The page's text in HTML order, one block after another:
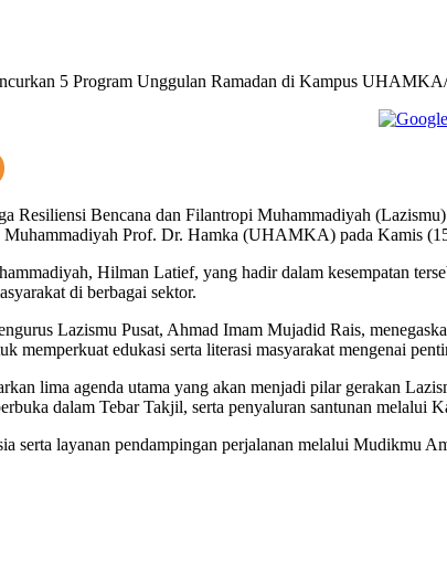
5 Program Unggulan Ramadan di Kampus
Resiliensi Bencana dan Filantropi Muhammadiyah
Prof. Dr. Hamka (UHAMKA) pada Kamis
Hilman Latief, yang hadir dalam kesempatan
di berbagai sektor.
Lazismu Pusat, Ahmad Imam Mujadid Rais,
memperkuat edukasi serta literasi masyarakat mengenai
lima agenda utama yang akan menjadi pilar gerakan
dalam Tebar Takjil, serta penyaluran santunan melalui
serta layanan pendampingan perjalanan melalui Mudikmu